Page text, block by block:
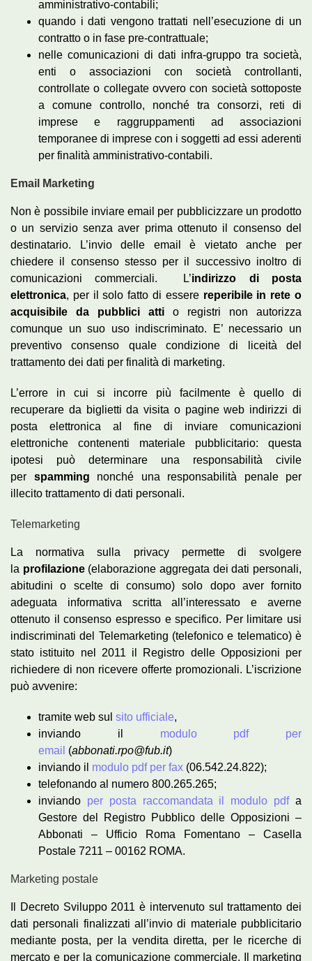
amministrativo-contabili;
quando i dati vengono trattati nell’esecuzione di un
contratto o in fase pre-contrattuale;
nelle comunicazioni di dati infra-gruppo tra società,
enti o associazioni con società controllanti,
controllate o collegate ovvero con società sottoposte
a comune controllo, nonché tra consorzi, reti di
imprese e raggruppamenti ad associazioni
temporanee di imprese con i soggetti ad essi aderenti
per finalità amministrativo-contabili.
Email Marketing
Non è possibile inviare email per pubblicizzare un prodotto
o un servizio senza aver prima ottenuto il consenso del
destinatario. L’invio delle email è vietato anche per
chiedere il consenso stesso per il successivo inoltro di
comunicazioni commerciali. L’indirizzo di posta
elettronica, per il solo fatto di essere reperibile in rete o
acquisibile da pubblici atti o registri non autorizza
comunque un suo uso indiscriminato. E’ necessario un
preventivo consenso quale condizione di liceità del
trattamento dei dati per finalità di marketing.
L’errore in cui si incorre più facilmente è quello di
recuperare da biglietti da visita o pagine web indirizzi di
posta elettronica al fine di inviare comunicazioni
elettroniche contenenti materiale pubblicitario: questa
ipotesi può determinare una responsabilità civile
per spamming nonché una responsabilità penale per
illecito trattamento di dati personali.
Telemarketing
La normativa sulla privacy permette di svolgere
la profilazione(elaborazione aggregata dei dati personali,
abitudini o scelte di consumo) solo dopo aver fornito
adeguata informativa scritta all’interessato e averne
ottenuto il consenso espresso e specifico. Per limitare usi
indiscriminati del Telemarketing (telefonico e telematico) è
stato istituito nel 2011 il Registro delle Opposizioni per
richiedere di non ricevere offerte promozionali. L’iscrizione
può avvenire:
tramite web sul sito ufficiale,
inviando il modulo pdf per
email (abbonati.rpo@fub.it)
inviando il modulo pdf per fax (06.542.24.822);
telefonando al numero 800.265.265;
inviando per posta raccomandata il modulo pdfa
Gestore del Registro Pubblico delle Opposizioni –
Abbonati – Ufficio Roma Fomentano – Casella
Postale 7211 – 00162 ROMA.
Marketing postale
Il Decreto Sviluppo 2011 è intervenuto sul trattamento dei
dati personali finalizzati all’invio di materiale pubblicitario
mediante posta, per la vendita diretta, per le ricerche di
mercato e per la comunicazione commerciale. Il marketing